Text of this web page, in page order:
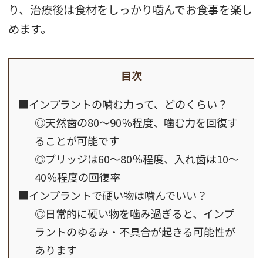
り、治療後は食材をしっかり噛んでお食事を楽し
めます。
目次
■インプラントの噛む力って、どのくらい？
◎天然歯の80～90％程度、噛む力を回復す
ることが可能です
◎ブリッジは60～80％程度、入れ歯は10～
40％程度の回復率
■インプラントで硬い物は噛んでいい？
◎日常的に硬い物を噛み過ぎると、インプ
ラントのゆるみ・不具合が起きる可能性が
あります